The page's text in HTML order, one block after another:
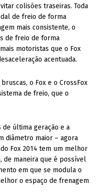
colisões traseiras. Toda
de freio de forma
mais consistente, o
de freio de forma
motoristas que o Fox
acentuada.
o Fox e o CrossFox
de freio, que o
de última geração e a
diâmetro maior – agora
Fox 2014 tem um melhor
de maneira que é possível
em que se modula o
o espaço de frenagem